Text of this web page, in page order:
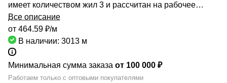
имеет количеством жил 3 и рассчитан на рабочее
напряжение до 10 киловольт. Качество продукции
подтверждено сертификатами производителей и
Госстандарта. Мы гарантируем низкие цены за счет
сотрудничества с такими предприятиями, как ОАО
«СЕВКАБЕЛЬ», ОАО «КАМКАБЕЛЬ», ОАО «ЭКЗ».
Каталог компании насчитывает более 70000
Все описание
от 464.59 ₽/м
В наличии: 3013 м
Минимальная сумма заказа от 100 000 ₽
Работаем только с оптовыми покупателями